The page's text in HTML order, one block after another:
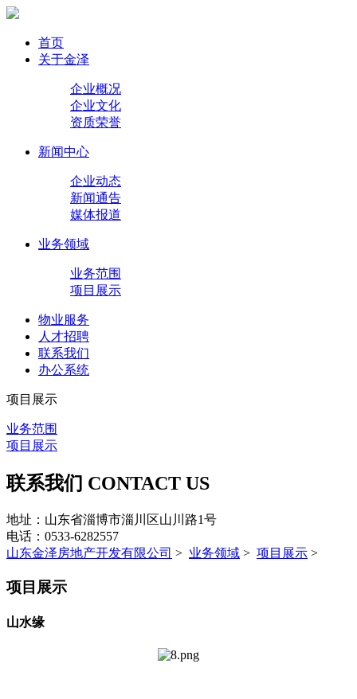
首页
关于金泽
企业概况
企业文化
资质荣誉
新闻中心
企业动态
新闻通告
媒体报道
业务领域
业务范围
项目展示
物业服务
人才招聘
联系我们
办公系统
项目展示
业务范围
项目展示
联系我们 CONTACT US
地址：山东省淄博市淄川区山川路1号
电话：0533-6282557
山东金泽房地产开发有限公司 > 业务领域 > 项目展示 >
项目展示
山水缘